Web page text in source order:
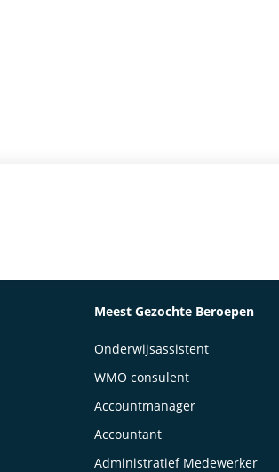
Meest Gezochte Beroepen
Onderwijsassistent
WMO consulent
Accountmanager
Accountant
Administratief Medewerker